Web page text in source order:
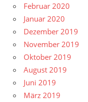
Februar 2020
Januar 2020
Dezember 2019
November 2019
Oktober 2019
August 2019
Juni 2019
März 2019